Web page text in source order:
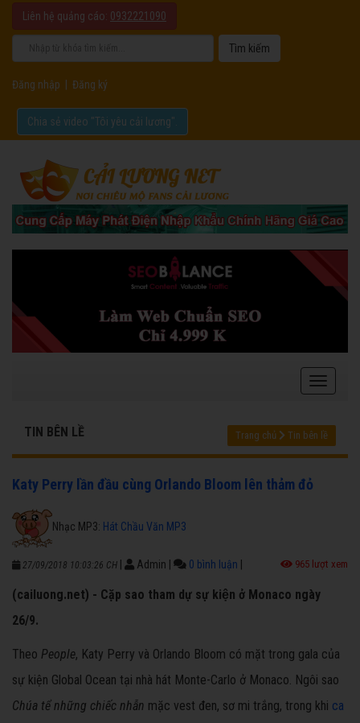
Liên hệ quảng cáo: 0932221090
Đăng nhập Đăng ký
Chia sẻ video "Tôi yêu cải lương".
TIN BÊN LỀ Trang chủ Tin bên lề
Katy Perry lần đầu cùng Orlando Bloom lên thảm đỏ
Nhạc MP3: Hát Chầu Văn MP3
27/09/2018 10:03:26 CH Admin 0 bình luận 965 lượt xem
(cailuong.net) - Cặp sao tham dự sự kiện ở Monaco ngày
26/9.
Theo People, Katy Perry và Orlando Bloom có mặt trong gala của
sự kiện Global Ocean tại nhà hát Monte-Carlo ở Monaco. Ngôi sao
Chúa tể những chiếc nhẫn mặc vest đen, sơ mi trắng, trong khi ca